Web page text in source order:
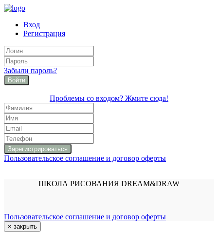
Вход
Регистрация
Забыли пароль?
Войти
Проблемы со входом? Жмите сюда!
Пользовательское соглашение и договор оферты
ШКОЛА РИСОВАНИЯ DREAM&DRAW
Пользовательское соглашение и договор оферты
× закрыть